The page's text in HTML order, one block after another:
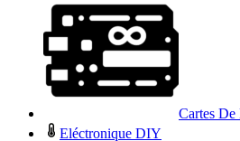
Cartes De
Eléctronique DIY